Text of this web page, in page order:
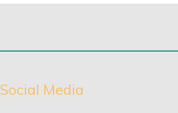
Social Media